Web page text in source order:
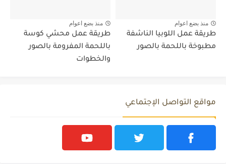
منذ بضع اعوام
طريقة عمل اللوبيا الناشفة
مطبوخة باللحمة بالصور
منذ بضع اعوام
طريقة عمل محشي كوسة
باللحمة المفرومة بالصور
والخطوات
مواقع التواصل الإجتماعي